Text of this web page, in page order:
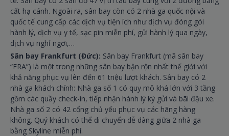
cất hạ cánh. Ngoài ra, sân bay còn có 2 nhà ga quốc nội và
quốc tế cung cấp các dịch vụ tiện ích như dịch vụ đóng gói
hành lý, dịch vụ y tế, sạc pin miễn phí, gửi hành lý qua ngày,
dịch vụ nghỉ ngơi,…
Sân bay Frankfurt (Đức): Sân bay Frankfurt (mã sân bay
“FRA”) là một trong những sân bay bận rộn nhất thế giới với
khả năng phục vụ lên đến 61 triệu lượt khách. Sân bay có 2
nhà ga khách chính: Nhà ga số 1 có quy mô khá lớn với 3 tầng
gồm các quầy check-in, tiếp nhận hành lý ký gửi và bãi đậu xe.
Nhà ga số 2 có 42 cổng chủ yếu phục vụ các hãng hàng
không. Quý khách có thể di chuyển dễ dàng giữa 2 nhà ga
bằng Skyline miễn phí.